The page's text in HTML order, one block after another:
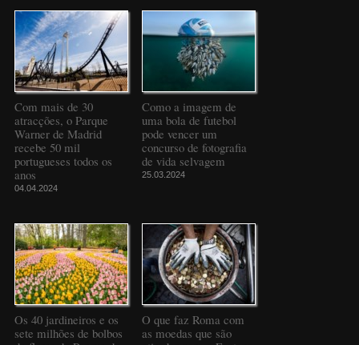
Com mais de 30
atracções, o Parque
Warner de Madrid
recebe 50 mil
portugueses todos os
anos
04.04.2024
Como a imagem de
uma bola de futebol
pode vencer um
concurso de fotografia
de vida selvagem
25.03.2024
Os 40 jardineiros e os
sete milhões de bolbos
O que faz Roma com
as moedas que são